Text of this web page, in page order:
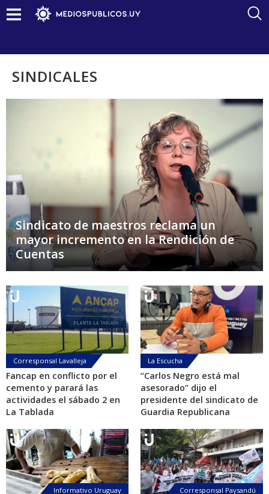
SINDICALES
Sindicato de maestros reclama un
mayor incremento en la Rendición de
Cuentas
Corresponsal Lavalleja
Fancap en conflicto por el
cemento y parará las
actividades el sábado 2 en
La Tablada
La Escucha
“Carlos Negro está mal
asesorado” dijo el
presidente del sindicato de
Guardia Republicana
Informativo Uruguay Corresponsal Paysandú